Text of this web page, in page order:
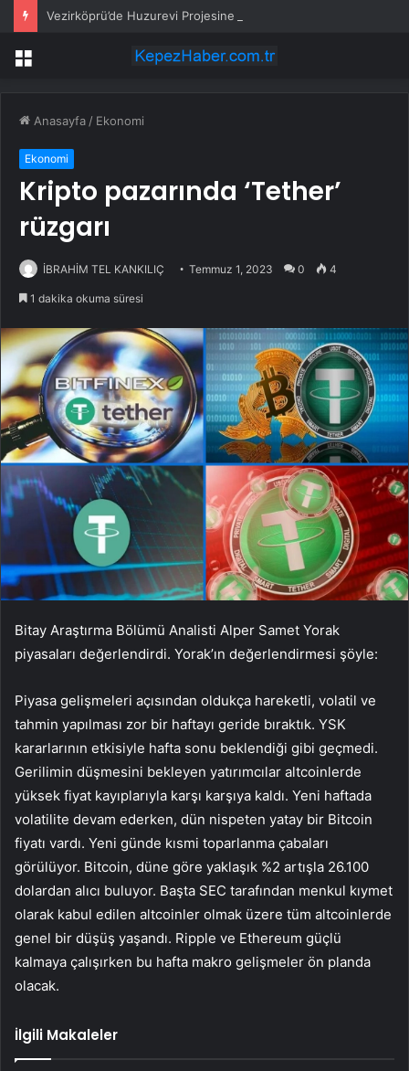
Vezirköprü’de Huzurevi Projesine 192 Milyon TL Destek
Menü
Anasayfa / Ekonomi
Ekonomi
Kripto pazarında ‘Tether’
rüzgarı
İBRAHİM TEL KANKILIÇ Temmuz 1, 2023 0 4
1 dakika okuma süresi
Bitay Araştırma Bölümü Analisti Alper Samet Yorak
piyasaları değerlendirdi. Yorak’ın değerlendirmesi şöyle:
Piyasa gelişmeleri açısından oldukça hareketli, volatil ve
tahmin yapılması zor bir haftayı geride bıraktık. YSK
kararlarının etkisiyle hafta sonu beklendiği gibi geçmedi.
Gerilimin düşmesini bekleyen yatırımcılar altcoinlerde
yüksek fiyat kayıplarıyla karşı karşıya kaldı. Yeni haftada
volatilite devam ederken, dün nispeten yatay bir Bitcoin
fiyatı vardı. Yeni günde kısmi toparlanma çabaları
görülüyor. Bitcoin, düne göre yaklaşık %2 artışla 26.100
dolardan alıcı buluyor. Başta SEC tarafından menkul kıymet
olarak kabul edilen altcoinler olmak üzere tüm altcoinlerde
genel bir düşüş yaşandı. Ripple ve Ethereum güçlü
kalmaya çalışırken bu hafta makro gelişmeler ön planda
olacak.
İlgili Makaleler